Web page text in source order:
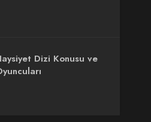
Dizi Konusu ve